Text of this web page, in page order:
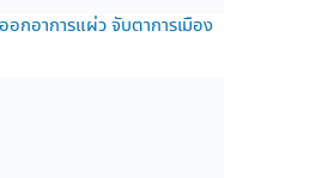
อกอาการแผ่ว จับตาการเมือง